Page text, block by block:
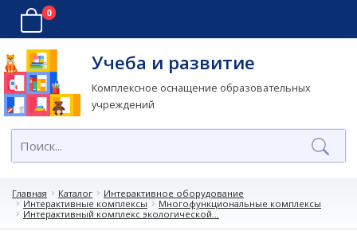
0
Учеба и развитие
Комплексное оснащение образовательных
учреждений
Главная Каталог
Интерактивное оборудование
Интерактивные комплексы
Многофункциональные комплексы
Интерактивный комплекс экологической...